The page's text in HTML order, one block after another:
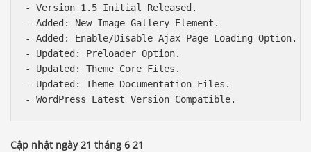
- Version 1.5 Initial Released.
- Added: New Image Gallery Element.
- Added: Enable/Disable Ajax Page Loading Option.
- Updated: Preloader Option.
- Updated: Theme Core Files.
- Updated: Theme Documentation Files.
Cập nhật ngày 21 tháng 6 21